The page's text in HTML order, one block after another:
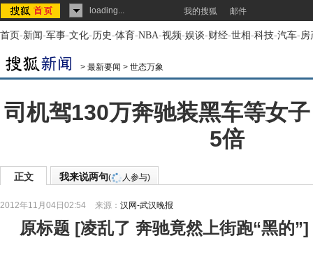
loading... 我的搜狐 邮件
首页-新闻-军事-文化-历史-体育-NBA-视频-娱谈-财经-世相-科技-汽车-房
> 最新要闻 > 世态万象
司机驾130万奔驰装黑车等女
5倍
正文 我来说两句( 人参与)
2012年11月04日02:54 来源： 汉网-武汉晚报
原标题 [凌乱了 奔驰竟然上街跑“黑的”]